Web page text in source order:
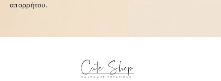
απορρήτου.